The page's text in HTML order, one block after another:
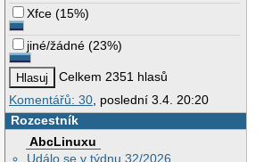
Xfce (15%)
jiné/žádné (23%)
Celkem 2351 hlasů
Komentářů: 30 , poslední 3.4. 20:20
Rozcestník
AbcLinuxu
Událo se v týdnu 32/2026